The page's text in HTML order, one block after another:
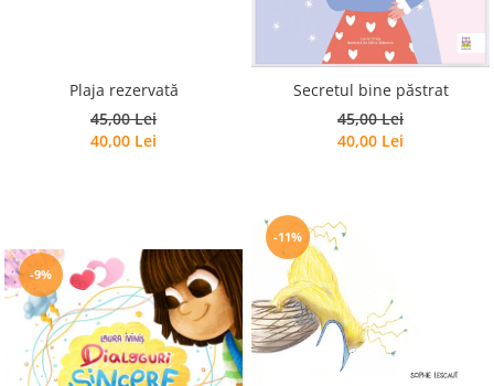
Plaja rezervată
45,00 Lei
40,00 Lei
Secretul bine păstrat
45,00 Lei
40,00 Lei
-9%
-11%